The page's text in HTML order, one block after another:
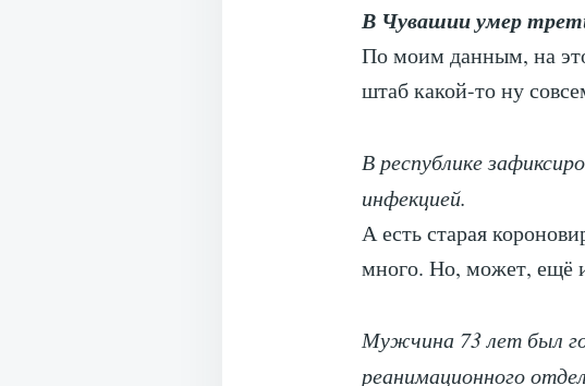
В Чувашии умер
По моим данным, на
штаб какой-то ну
В республике
инфекцией.
А есть старая
много. Но, может, ещё
Мужчина 73 лет был
реанимационного